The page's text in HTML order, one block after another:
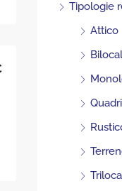
Tipologie
Attico